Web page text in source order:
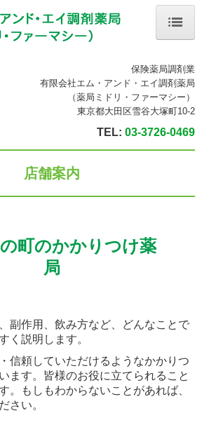
保険薬局調剤業
有限会社エム・アンド・エイ調剤薬局
（薬局ミドリ・ファーマシー）
東京都大田区雪谷大塚町10-2
TEL: 03-3726-0469
店舗案内
町のかかりつけ薬
局
副作用、飲み方など、どんなことで
く説明します。
信頼していただけるようなかかりつ
ます。皆様のお役に立てられること
。もしもわからないことがあれば、
さい。